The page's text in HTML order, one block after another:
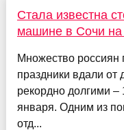
Стала известна
машине в Сочи
Множество россиян
праздники вдали от
рекордно долгими –
января. Одним из
отд...